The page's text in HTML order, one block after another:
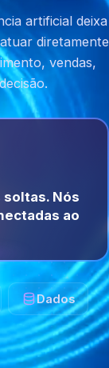
artificial deixa
diretamente
vendas,
Nós
ao
Dados